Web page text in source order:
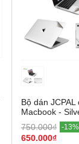
Bộ dán JCPAL
Macbook -
750.000₫ -13%
650.000₫